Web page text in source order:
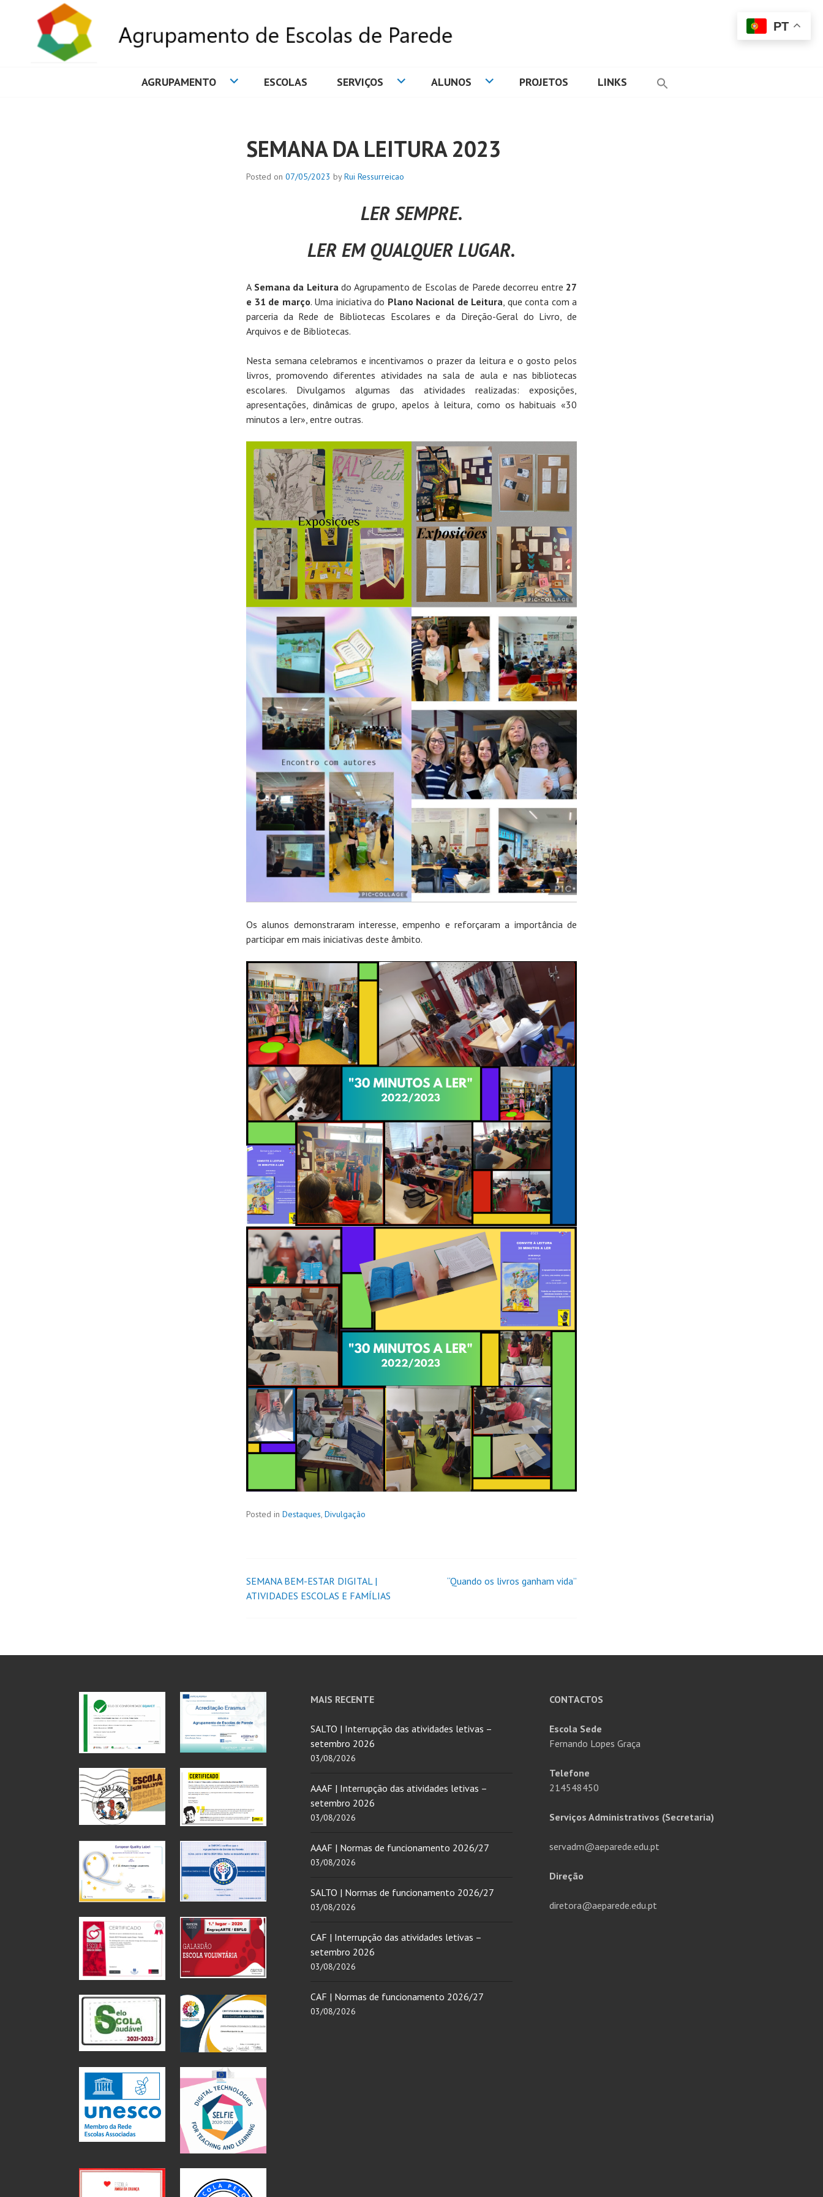
AGRUPAMENTO ESCOLAS SERVIÇOS ALUNOS PROJETOS LINKS
SEMANA DA LEITURA 2023
Posted on 07/05/2023 byRui Ressurreicao
LER SEMPRE.
LER EM QUALQUER LUGAR.
A Semana da Leitura do Agrupamento de Escolas de Parede decorreu entre 27
e 31 de março. Uma iniciativa do Plano Nacional de Leitura , que conta com a
parceria da Rede de Bibliotecas Escolares e da Direção-Geral do Livro, de
Arquivos e de Bibliotecas.
Nesta semana celebramos e incentivamos o prazer da leitura e o gosto pelos
livros, promovendo diferentes atividades na sala de aula e nas bibliotecas
escolares. Divulgamos algumas das atividades realizadas: exposições,
apresentações, dinâmicas de grupo, apelos à leitura, como os habituais «30
minutos a ler», entre outras.
Os alunos demonstraram interesse, empenho e reforçaram a importância de
participar em mais iniciativas deste âmbito.
Posted in Destaques, Divulgação
SEMANA BEM-ESTAR DIGITAL |
ATIVIDADES ESCOLAS E FAMÍLIAS
“Quando os livros ganham vida”
MAIS RECENTE
SALTO | Interrupção das atividades letivas –
setembro 2026
03/08/2026
AAAF | Interrupção das atividades letivas –
setembro 2026
03/08/2026
AAAF | Normas de funcionamento 2026/27
03/08/2026
SALTO | Normas de funcionamento 2026/27
03/08/2026
CAF | Interrupção das atividades letivas –
setembro 2026
03/08/2026
CAF | Normas de funcionamento 2026/27
03/08/2026
CONTACTOS
Escola Sede
Fernando Lopes Graça
Telefone
214548450
Serviços Administrativos (Secretaria)
servadm@aeparede.edu.pt
Direção
diretora@aeparede.edu.pt
PT